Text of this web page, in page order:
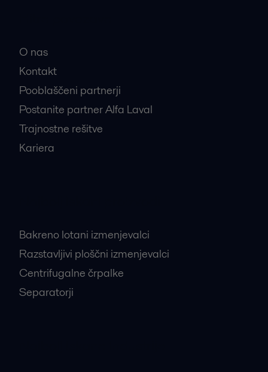
O nas
Kontakt
Pooblaščeni partnerji
Postanite partner Alfa Laval
Trajnostne rešitve
Kariera
Bakreno lotani izmenjevalci
Razstavljivi ploščni izmenjevalci
Centrifugalne črpalke
Separatorji